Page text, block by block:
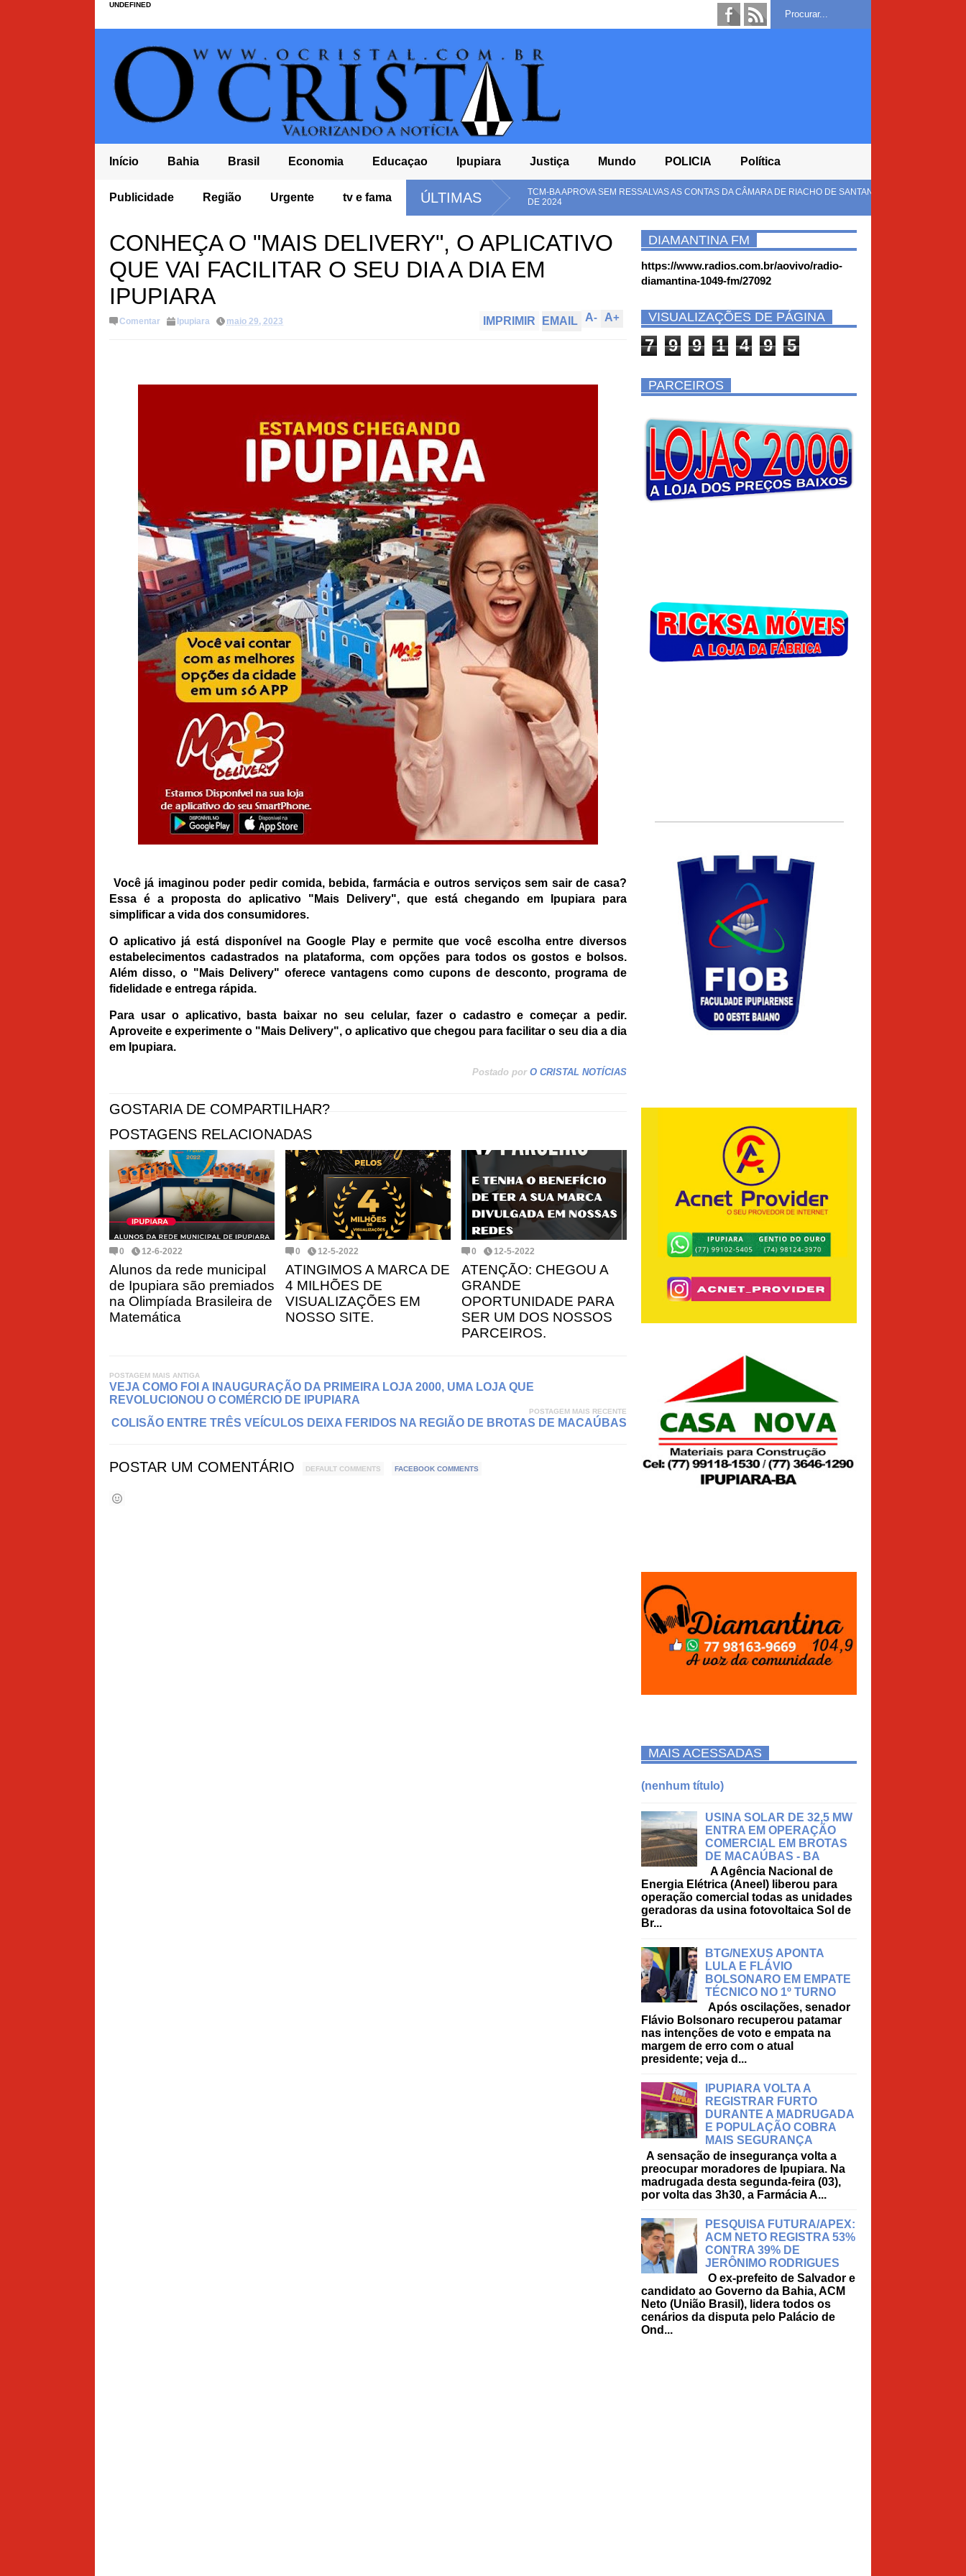
UNDEFINED
Início Bahia Brasil Economia Educaçao Ipupiara Justiça Mundo POLICIA Política
Publicidade Região Urgente tv e fama ÚLTIMAS
DO ENSINO FUNDAMENTAL NO BRASIL E TEM PIOR NOTA DO ENSINO MÉDIO NO
TCM-BA APROVA SEM RESSALVAS AS CONTAS DA CÂMARA DE RIACHO DE SANTANA REFERENTES AO EXERCÍCIO
DE 2024
CONHEÇA O "MAIS DELIVERY", O APLICATIVO
QUE VAI FACILITAR O SEU DIA A DIA EM
IPUPIARA
Comentar Ipupiara maio 29, 2023 A+
A-
IMPRIMIR EMAIL
Você já imaginou poder pedir comida, bebida, farmácia e outros serviços sem sair de casa?
Essa é a proposta do aplicativo "Mais Delivery", que está chegando em Ipupiara para
simplificar a vida dos consumidores.
O aplicativo já está disponível na Google Play e permite que você escolha entre diversos
estabelecimentos cadastrados na plataforma, com opções para todos os gostos e bolsos.
Além disso, o "Mais Delivery" oferece vantagens como cupons de desconto, programa de
fidelidade e entrega rápida.
Para usar o aplicativo, basta baixar no seu celular, fazer o cadastro e começar a pedir.
Aproveite e experimente o "Mais Delivery", o aplicativo que chegou para facilitar o seu dia a dia
em Ipupiara.
Postado por O CRISTAL NOTÍCIAS
GOSTARIA DE COMPARTILHAR?
POSTAGENS RELACIONADAS
0 12-6-2022
Alunos da rede municipal
de Ipupiara são premiados
na Olimpíada Brasileira de
Matemática
0 12-5-2022
ATINGIMOS A MARCA DE
4 MILHÕES DE
VISUALIZAÇÕES EM
NOSSO SITE.
0 12-5-2022
ATENÇÃO: CHEGOU A
GRANDE
OPORTUNIDADE PARA
SER UM DOS NOSSOS
PARCEIROS.
POSTAGEM MAIS ANTIGA
VEJA COMO FOI A INAUGURAÇÃO DA PRIMEIRA LOJA 2000, UMA LOJA QUE
REVOLUCIONOU O COMÉRCIO DE IPUPIARA
POSTAGEM MAIS RECENTE
COLISÃO ENTRE TRÊS VEÍCULOS DEIXA FERIDOS NA REGIÃO DE BROTAS DE MACAÚBAS
POSTAR UM COMENTÁRIO DEFAULT COMMENTS FACEBOOK COMMENTS
DIAMANTINA FM
https://www.radios.com.br/aovivo/radio-
diamantina-1049-fm/27092
VISUALIZAÇÕES DE PÁGINA
7 9 9 1 4 9 5
PARCEIROS
MAIS ACESSADAS
(nenhum título)
USINA SOLAR DE 32,5 MW
ENTRA EM OPERAÇÃO
COMERCIAL EM BROTAS
DE MACAÚBAS - BA
A Agência Nacional de
Energia Elétrica (Aneel) liberou para
operação comercial todas as unidades
geradoras da usina fotovoltaica Sol de
Br...
BTG/NEXUS APONTA
LULA E FLÁVIO
BOLSONARO EM EMPATE
TÉCNICO NO 1º TURNO
Após oscilações, senador
Flávio Bolsonaro recuperou patamar
nas intenções de voto e empata na
margem de erro com o atual
presidente; veja d...
IPUPIARA VOLTA A
REGISTRAR FURTO
DURANTE A MADRUGADA
E POPULAÇÃO COBRA
MAIS SEGURANÇA
A sensação de insegurança volta a
preocupar moradores de Ipupiara. Na
madrugada desta segunda-feira (03),
por volta das 3h30, a Farmácia A...
PESQUISA FUTURA/APEX:
ACM NETO REGISTRA 53%
CONTRA 39% DE
JERÔNIMO RODRIGUES
O ex-prefeito de Salvador e
candidato ao Governo da Bahia, ACM
Neto (União Brasil), lidera todos os
cenários da disputa pelo Palácio de
Ond...